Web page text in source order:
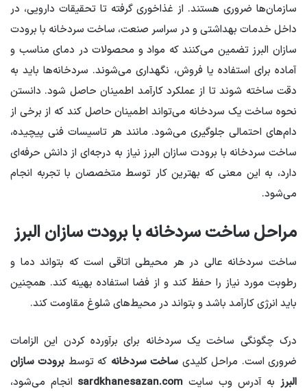
سازمان‌ها ضروری هستند. از غذاخوری گرفته تا تحقیقات دارویی، در
داخل خدمات بهداشتی و در سراسر صنعت، ساخت سردخانه با برودت
سازان البرز تضمین می‌کنند که مواد و محصولات در دمای مناسب و
آماده برای استفاده یا فروش، نگهداری می‌شوند. سردخانه‌ها باید به
دقت ساخته شوند تا از عملکرد کارآمد اطمینان حاصل شود. دانستن
نحوه ساخت یک سردخانه می‌تواند اطمینان حاصل کند که از برخی از
دام‌های احتمالی جلوگیری می‌شود. مانند هر تاسیسات فنی پیچیده،
ساخت سردخانه با برودت سازان البرز نیاز به درجه‌ای از دانش حرفه‌ای
دارد، به این معنی که بهترین کار توسط متخصصان با تجربه انجام
می‌شود.
مراحل ساخت سردخانه با برودت سازان البرز
ساخت سردخانه عالی در هر محیطی اتاقی است که بتواند دما و
رطوبت مورد نیاز را حفظ کند و از فضا استفاده بهینه کند. همچنین
باید انرژی کارآمد باشد و بتواند در محیط‌های شلوغ مقاومت کند.
درک چگونگی ساخت یک سردخانه برای برآورده کردن این الزامات
ضروری است. مراحل کلیدی ساخت سردخانه که توسط برودت سازان
البرز به آدرس وب سایت sardkhanesazan.com انجام می‌شود،